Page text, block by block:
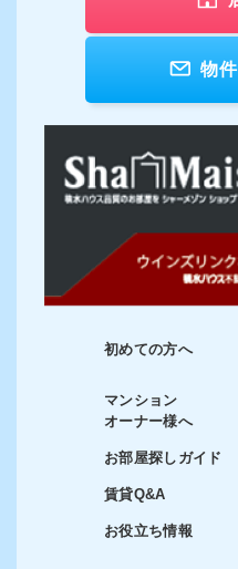
物
初めての方へ
マンション
オーナー様へ
お部屋探しガイド
賃貸Q&A
お役立ち情報